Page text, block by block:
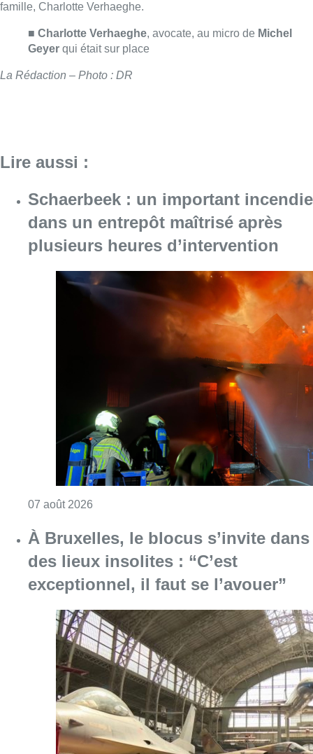
famille, Charlotte Verhaeghe.
■ Charlotte Verhaeghe, avocate, au micro de Michel
Geyer qui était sur place
La Rédaction – Photo : DR
Lire aussi :
Schaerbeek : un important incendie
dans un entrepôt maîtrisé après
plusieurs heures d’intervention
07 août 2026
À Bruxelles, le blocus s’invite dans
des lieux insolites : “C’est
exceptionnel, il faut se l’avouer”